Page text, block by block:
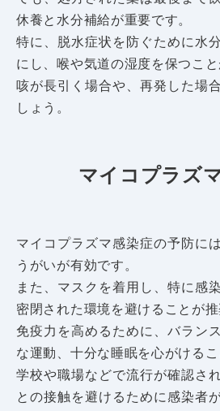
休養と水分補給が重要です。
特に、脱水症状を防ぐために水
にし、喉や気道の湿度を保つこと
咳が長引く場合や、再発した場
しょう。
マイコプラズ
マイコプラズマ感染症の予防に
うがいが有効です。
また、マスクを着用し、特に感
密閉された環境を避けることが推
免疫力を高めるために、バラン
な運動、十分な睡眠を心がけるこ
学校や職場などで流行が確認さ
との接触を避けるために感染者